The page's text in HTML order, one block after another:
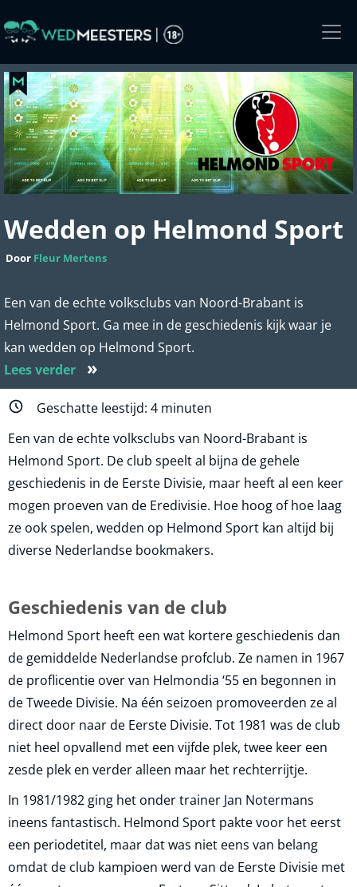
to
content
Wedden op Helmond Sport
Door Fleur Mertens
Een van de echte volksclubs van Noord-Brabant is
Helmond Sport. Ga mee in de geschiedenis kijk waar je
kan wedden op Helmond Sport.
Lees verder
»
Geschatte leestijd: 4 minuten
Een van de echte volksclubs van Noord-Brabant is
Helmond Sport. De club speelt al bijna de gehele
geschiedenis in de Eerste Divisie, maar heeft al een keer
mogen proeven van de Eredivisie. Hoe hoog of hoe laag
ze ook spelen, wedden op Helmond Sport kan altijd bij
diverse Nederlandse bookmakers.
Geschiedenis van de club
Helmond Sport heeft een wat kortere geschiedenis dan
de gemiddelde Nederlandse profclub. Ze namen in 1967
de proflicentie over van Helmondia ‘55 en begonnen in
de Tweede Divisie. Na één seizoen promoveerden ze al
direct door naar de Eerste Divisie. Tot 1981 was de club
niet heel opvallend met een vijfde plek, twee keer een
zesde plek en verder alleen maar het rechterrijtje.
In 1981/1982 ging het onder trainer Jan Notermans
ineens fantastisch. Helmond Sport pakte voor het eerst
een periodetitel, maar dat was niet eens van belang
omdat de club kampioen werd van de Eerste Divisie met